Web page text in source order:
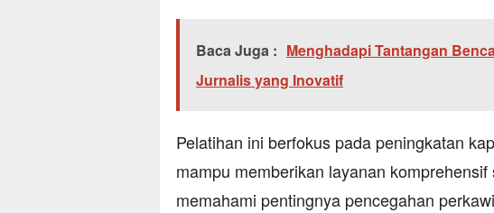
Baca Juga : Menghadapi Tantangan
Jurnalis yang Inovatif
Pelatihan ini berfokus pada peningkatan
mampu memberikan layanan
memahami pentingnya pencegahan